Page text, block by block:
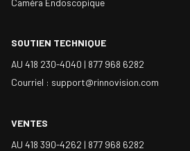
Caméra Endoscopique
SOUTIEN TECHNIQUE
AU 418 230-4040 | 877 968 6282
Courriel : support@rinnovision.com
VENTES
AU 418 390-4262 | 877 968 6282